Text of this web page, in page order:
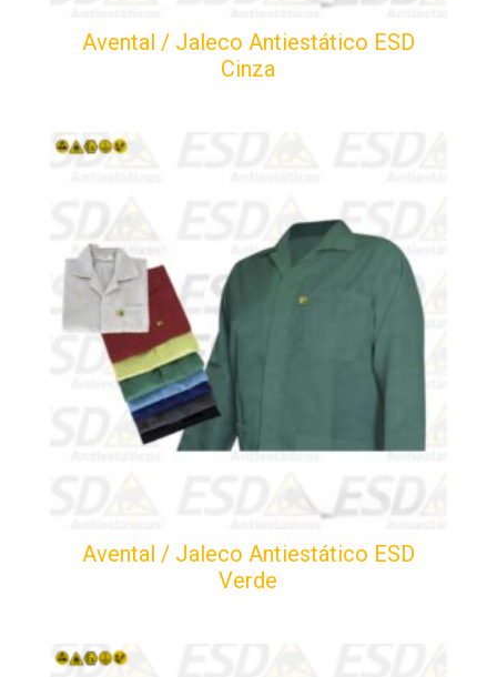
Avental / Jaleco Antiestático ESD
Cinza
Avental / Jaleco Antiestático ESD
Verde